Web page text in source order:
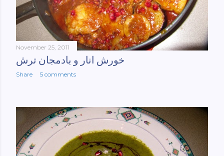
November 25, 2011
خورش انار و بادمجان ترش
Share 5 comments